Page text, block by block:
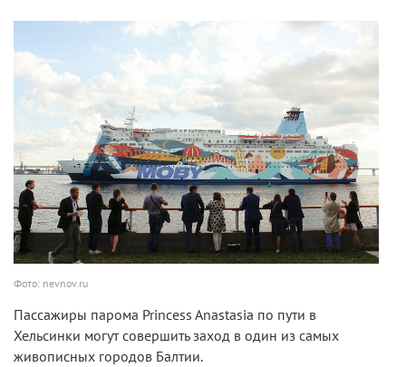
Фото: nevnov.ru
Пассажиры парома Princess Anastasia по пути в
Хельсинки могут совершить заход в один из самых
живописных городов Балтии.